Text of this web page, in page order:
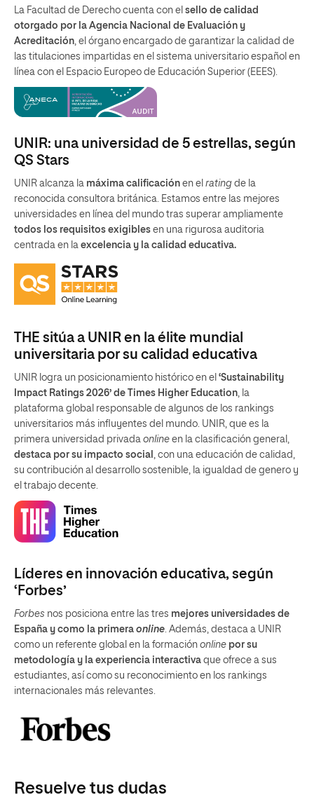
La Facultad de Derecho cuenta con el sello de calidad
otorgado por la Agencia Nacional de Evaluación y
Acreditación, el órgano encargado de garantizar la calidad de
las titulaciones impartidas en el sistema universitario español en
línea con el Espacio Europeo de Educación Superior (EEES).
UNIR: una universidad de 5 estrellas, según
QS Stars
UNIR alcanza la máxima calificación en el rating de la
reconocida consultora británica. Estamos entre las mejores
universidades en línea del mundo tras superar ampliamente
todos los requisitos exigibles en una rigurosa auditoria
centrada en la excelencia y la calidad educativa.
THE sitúa a UNIR en la élite mundial
universitaria por su calidad educativa
UNIR logra un posicionamiento histórico en el ‘Sustainability
Impact Ratings 2026’ de Times Higher Education, la
plataforma global responsable de algunos de los rankings
universitarios más influyentes del mundo. UNIR, que es la
primera universidad privada online en la clasificación general,
destaca por su impacto social , con una educación de calidad,
su contribución al desarrollo sostenible, la igualdad de genero y
el trabajo decente.
Líderes en innovación educativa, según
‘Forbes’
Forbes nos posiciona entre las tres mejores universidades de
España y como la primera online. Además, destaca a UNIR
como un referente global en la formación online por su
metodología y la experiencia interactiva que ofrece a sus
estudiantes, así como su reconocimiento en los rankings
internacionales más relevantes.
Resuelve tus dudas